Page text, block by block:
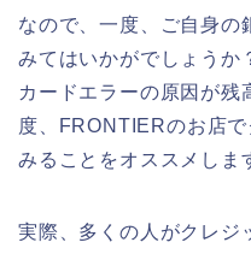
なので、一度、ご自身の
みてはいかがでしょうか
カードエラーの原因が残
度、FRONTIERのお店
みることをオススメしま
実際、多くの人がクレジ